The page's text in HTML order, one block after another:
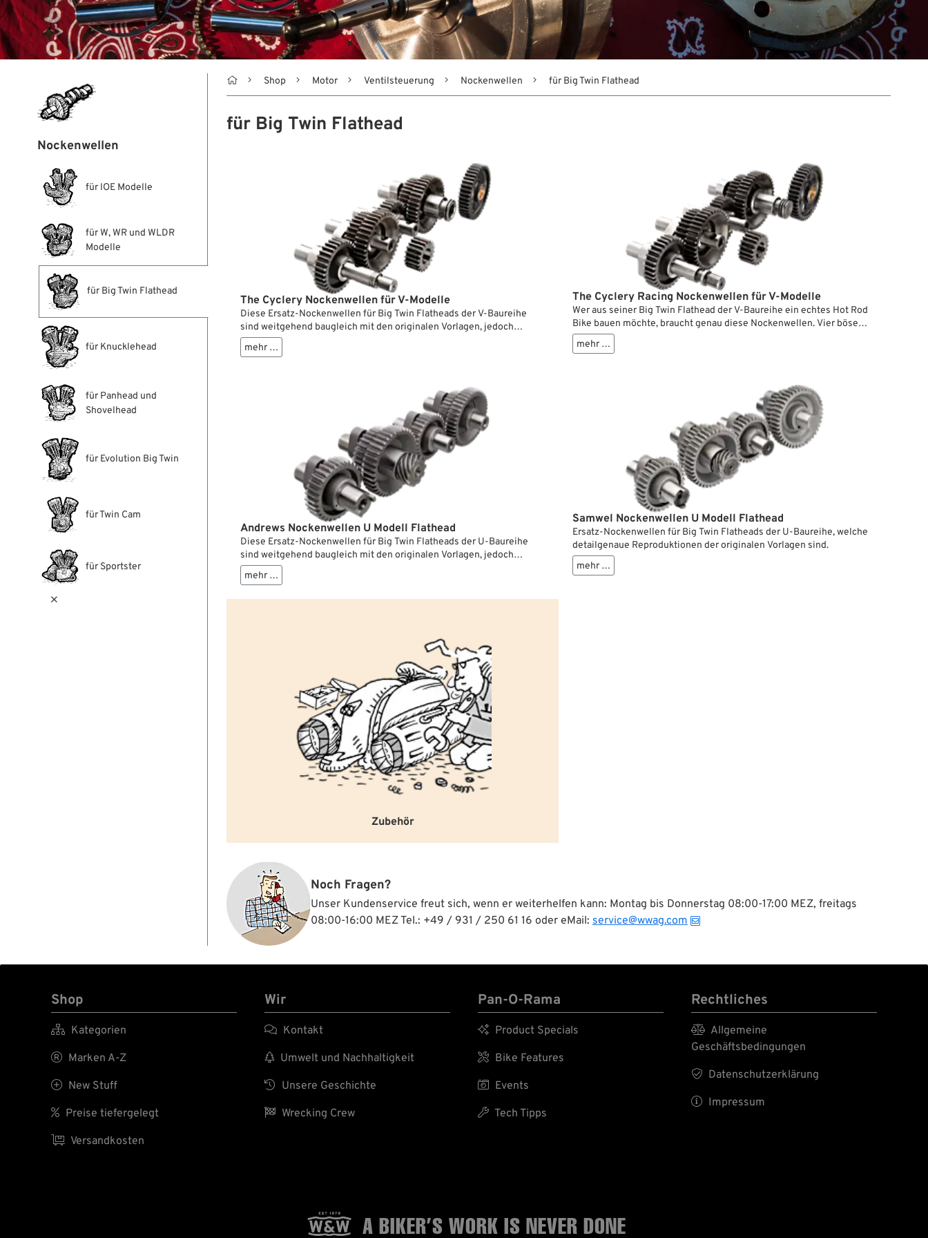
Nockenwellen
für IOE Modelle
für W, WR und WLDR
Modelle
für Big Twin Flathead
für Knucklehead
für Panhead und
Shovelhead
für Evolution Big Twin
für Twin Cam
für Sportster

 Shop Motor Ventilsteuerung Nockenwellen für Big Twin Flathead
für Big Twin Flathead
The Cyclery Nockenwellen für V-Modelle
Diese Ersatz-Nockenwellen für Big Twin Flatheads der V-Baureihe
sind weitgehend baugleich mit den originalen Vorlagen, jedoch
wurden die Nockenprofile computergestützt optimiert.
mehr …
The Cyclery Racing Nockenwellen für V-Modelle
Wer aus seiner Big Twin Flathead der V-Baureihe ein echtes Hot Rod
Bike bauen möchte, braucht genau diese Nockenwellen. Vier böse
Dinger, deren Nockenprofile weitgehend denen der legendären KHK
Modelle von 1956 entsprechen, jedoch computergestützt optimiert
Toleranzen checken, als da wären: Stößel, Kurbelgehäuse, Ventile und
Zylinderköpfe. Der Satz besteht aus 4 Nockenwellen, Lima-
Zwischenrad und Ritzel auf dem Pinion Shaft.
mehr …
Andrews Nockenwellen U Modell Flathead
Diese Ersatz-Nockenwellen für Big Twin Flatheads der U-Baureihe
sind weitgehend baugleich mit den originalen Vorlagen, jedoch
wurden die Nockenprofile computergestützt optimiert.
mehr …
Samwel Nockenwellen U Modell Flathead
Ersatz-Nockenwellen für Big Twin Flatheads der U-Baureihe, welche
detailgenaue Reproduktionen der originalen Vorlagen sind.
mehr …
Zubehör
Noch Fragen?
Unser Kundenservice freut sich, wenn er weiterhelfen kann: Montag bis Donnerstag 08:00-17:00 MEZ, freitags
08:00-16:00 MEZ Tel.: +49 / 931 / 250 61 16 oder eMail: service@wwag.com
Shop
 Kategorien
 Marken A-Z
 New Stuff
 Preise tiefergelegt
 Versandkosten
Wir
 Kontakt
 Umwelt und Nachhaltigkeit
 Unsere Geschichte
 Wrecking Crew
Pan-O-Rama
 Product Specials
 Bike Features
 Events
 Tech Tipps
Rechtliches
 Allgemeine
Geschäftsbedingungen
 Datenschutzerklärung
 Impressum
A BIKER’S WORK IS NEVER DONE